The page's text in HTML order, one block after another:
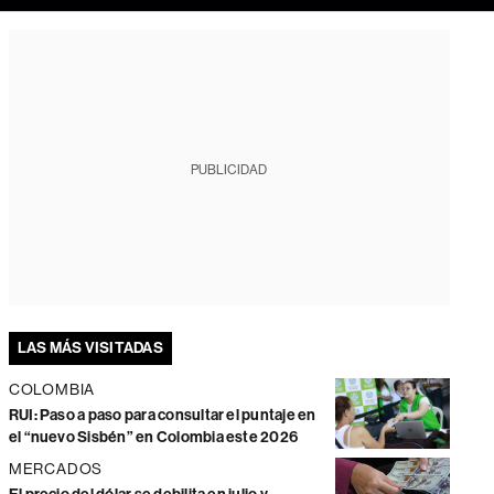
PUBLICIDAD
LAS MÁS VISITADAS
COLOMBIA
RUI: Paso a paso para consultar el puntaje en
el “nuevo Sisbén” en Colombia este 2026
MERCADOS